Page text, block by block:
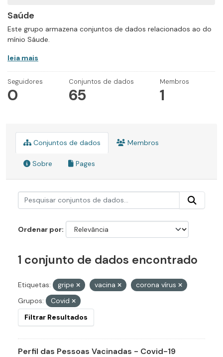
Saúde
Este grupo armazena conjuntos de dados relacionados ao do
mínio Sáude.
leia mais
Seguidores
0
Conjuntos de dados
65
Membros
1
Conjuntos de dados Membros
Sobre Pages
Ordenar por
1 conjunto de dados encontrado
Etiquetas: gripe vacina
corona vírus
Grupos:
Covid
Filtrar Resultados
Perfil das Pessoas Vacinadas - Covid-19